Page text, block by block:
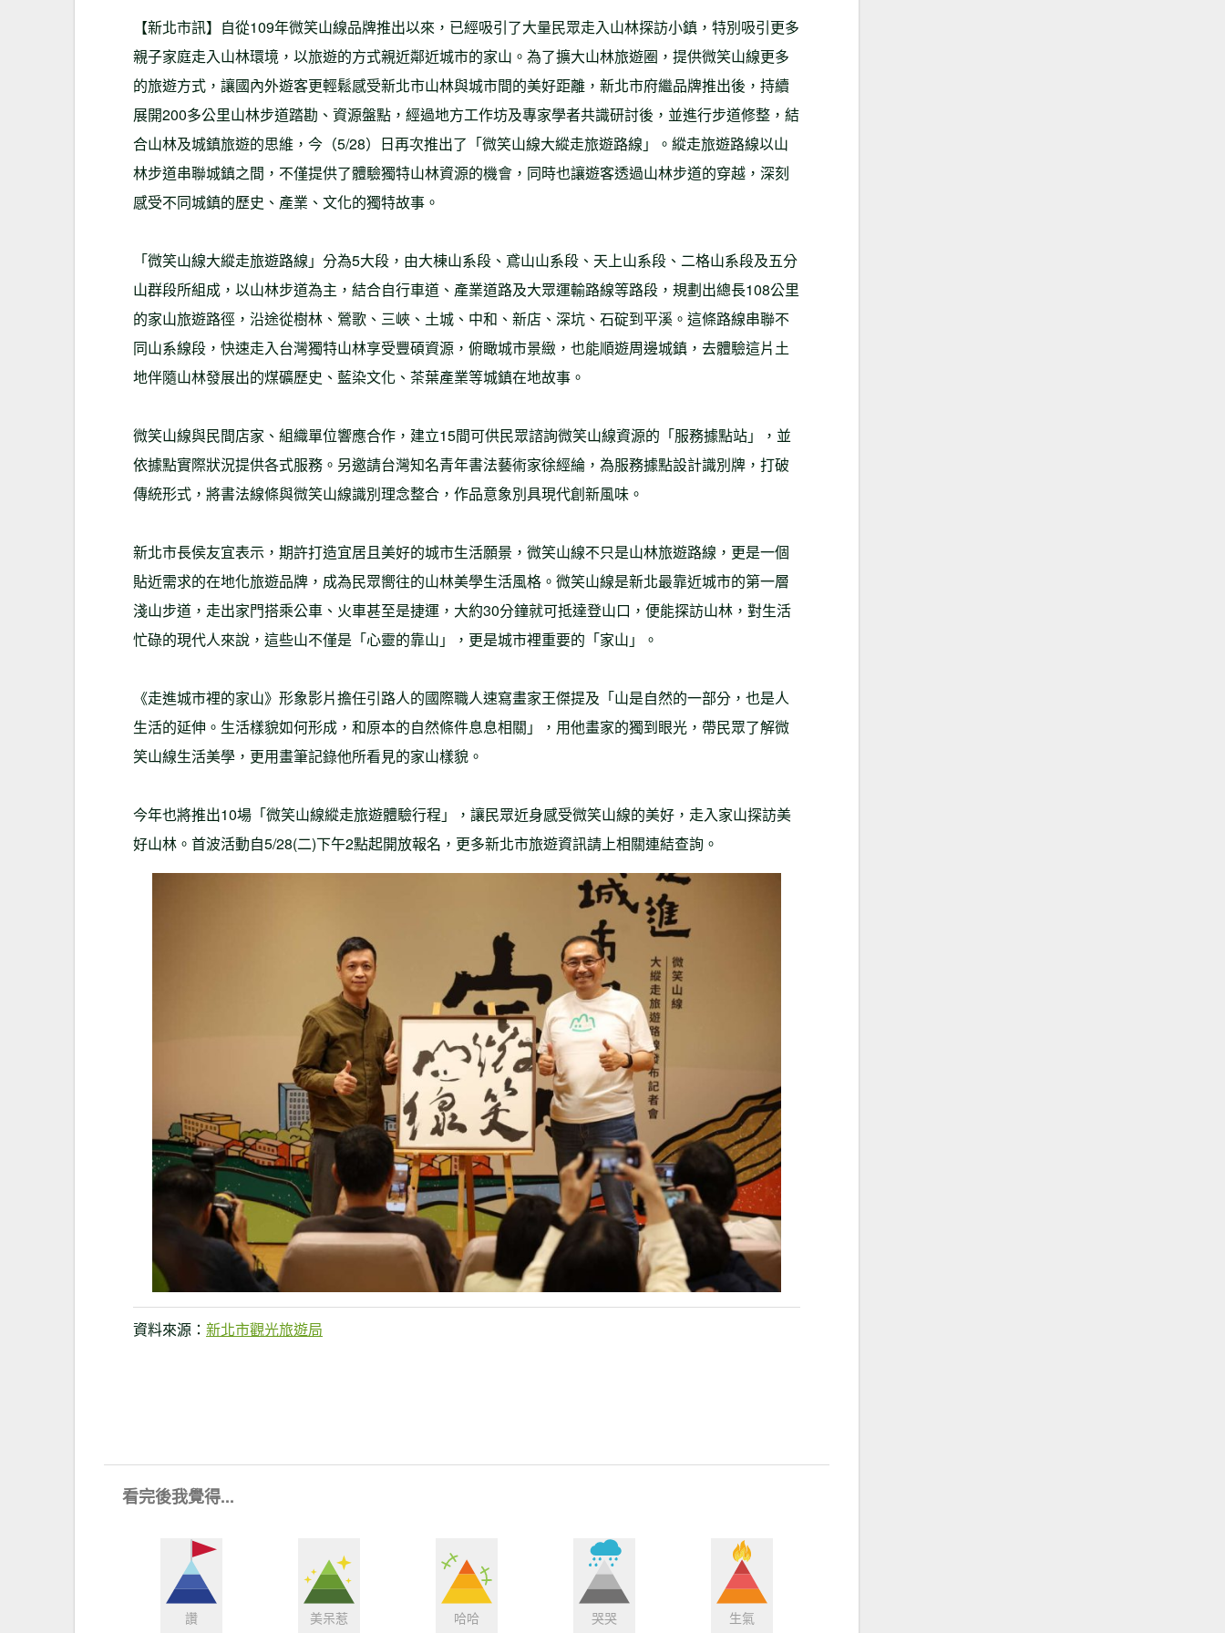
【新北市訊】自從109年微笑山線品牌推出以來，已經吸引了大量民眾走入山林探訪小鎮，特別吸引更多
親子家庭走入山林環境，以旅遊的方式親近鄰近城市的家山。為了擴大山林旅遊圈，提供微笑山線更多
的旅遊方式，讓國內外遊客更輕鬆感受新北市山林與城市間的美好距離，新北市府繼品牌推出後，持續
展開200多公里山林步道踏勘、資源盤點，經過地方工作坊及專家學者共識研討後，並進行步道修整，結
合山林及城鎮旅遊的思維，今（5/28）日再次推出了「微笑山線大縱走旅遊路線」。縱走旅遊路線以山
林步道串聯城鎮之間，不僅提供了體驗獨特山林資源的機會，同時也讓遊客透過山林步道的穿越，深刻
感受不同城鎮的歷史、產業、文化的獨特故事。
「微笑山線大縱走旅遊路線」分為5大段，由大棟山系段、鳶山山系段、天上山系段、二格山系段及五分
山群段所組成，以山林步道為主，結合自行車道、產業道路及大眾運輸路線等路段，規劃出總長108公里
的家山旅遊路徑，沿途從樹林、鶯歌、三峽、土城、中和、新店、深坑、石碇到平溪。這條路線串聯不
同山系線段，快速走入台灣獨特山林享受豐碩資源，俯瞰城市景緻，也能順遊周邊城鎮，去體驗這片土
地伴隨山林發展出的煤礦歷史、藍染文化、茶葉產業等城鎮在地故事。
微笑山線與民間店家、組織單位響應合作，建立15間可供民眾諮詢微笑山線資源的「服務據點站」，並
依據點實際狀況提供各式服務。另邀請台灣知名青年書法藝術家徐經綸，為服務據點設計識別牌，打破
傳統形式，將書法線條與微笑山線識別理念整合，作品意象別具現代創新風味。
新北市長侯友宜表示，期許打造宜居且美好的城市生活願景，微笑山線不只是山林旅遊路線，更是一個
貼近需求的在地化旅遊品牌，成為民眾嚮往的山林美學生活風格。微笑山線是新北最靠近城市的第一層
淺山步道，走出家門搭乘公車、火車甚至是捷運，大約30分鐘就可抵達登山口，便能探訪山林，對生活
忙碌的現代人來說，這些山不僅是「心靈的靠山」，更是城市裡重要的「家山」。
《走進城市裡的家山》形象影片擔任引路人的國際職人速寫畫家王傑提及「山是自然的一部分，也是人
生活的延伸。生活樣貌如何形成，和原本的自然條件息息相關」，用他畫家的獨到眼光，帶民眾了解微
笑山線生活美學，更用畫筆記錄他所看見的家山樣貌。
今年也將推出10場「微笑山線縱走旅遊體驗行程」，讓民眾近身感受微笑山線的美好，走入家山探訪美
好山林。首波活動自5/28(二)下午2點起開放報名，更多新北市旅遊資訊請上相關連結查詢。
資料來源： 新北市觀光旅遊局
看完後我覺得...
讚 美呆惹 哈哈 哭哭 生氣